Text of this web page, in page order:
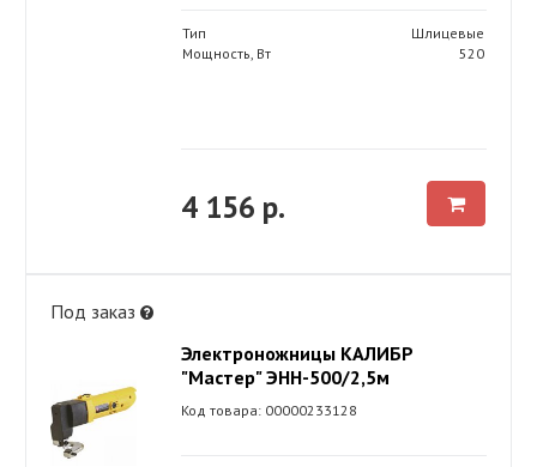
Тип
Шлицевые
Мощность, Вт
520
4 156 р.
Под заказ
Электроножницы КАЛИБР
"Мастер" ЭНН-500/2,5м
Код товара: 00000233128